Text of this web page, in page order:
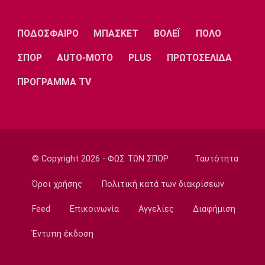
Άντερλεχτ
Super League 1
Το αποχαιρετιστήριο μήνυμα του Ορτέγκα
Champions League
19:03
Μπάσκετ
Ολυμπιακό και Άρη
ΠΟΔΟΣΦΑΙΡΟ ΜΠΑΣΚΕΤ ΒΟΛΕΪ ΠΟΛΟ
ΣΠΟΡ AUTO-MOTO PLUS ΠΡΩΤΟΣΕΛΙΔΑ
ΠΡΟΓΡΑΜΜΑ TV
© Copyright 2026 - ΦΩΣ ΤΩΝ ΣΠΟΡ Ταυτότητα
Όροι χρήσης Πολιτική κατά των διακρίσεων
Feed Επικοινωνία Αγγελίες Διαφήμιση
Έντυπη έκδοση